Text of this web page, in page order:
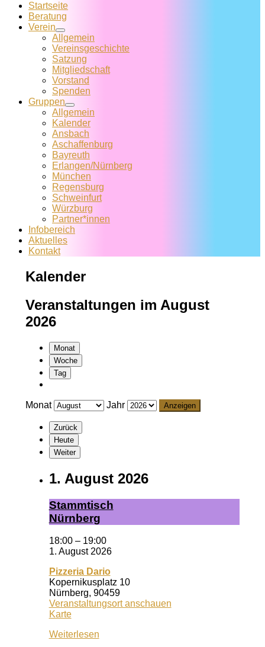
Startseite
Beratung
Verein
Allgemein
Vereins­geschichte
Satzung
Mitglied­schaft
Vorstand
Spenden
Gruppen
Allgemein
Kalender
Ansbach
Aschaffenburg
Bayreuth
Erlangen/Nürnberg
München
Regensburg
Schweinfurt
Würzburg
Partner*innen
Infobereich
Aktuelles
Kontakt
Kalender
Veranstaltungen im August
2026
Monat
Woche
Tag
Monat Jahr
Zurück
Heute
Weiter
1. August 2026
Stamm­tisch
Nürn­berg
18:00 – 19:00
1. August 2026
Pizzeria Dario
Kopernikusplatz 10
Nürnberg, 90459
Veranstaltungsort anschauen
KartePizzeria
Weiterlesen